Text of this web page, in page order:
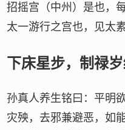
招摇宫（中州）是也，
太一游行之宫也，见太
下床星步，制禄岁
孙真人养生铭曰：平明
灾殃，去邪兼避恶，如